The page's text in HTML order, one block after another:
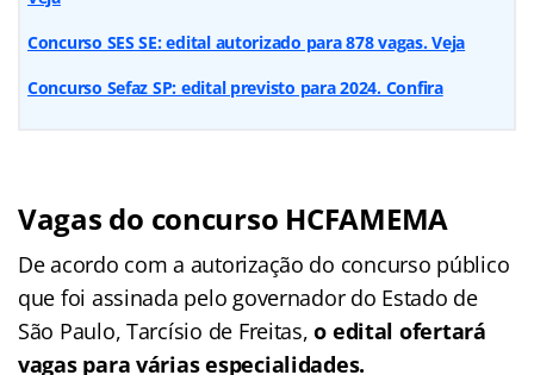
Concurso SES SE: edital autorizado para 878 vagas. Veja
Concurso Sefaz SP: edital previsto para 2024. Confira
Vagas do concurso HCFAMEMA
De acordo com a autorização do concurso público
que foi assinada pelo governador do Estado de
São Paulo, Tarcísio de Freitas,o edital ofertará
vagas para várias especialidades.